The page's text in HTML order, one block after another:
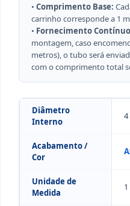
• Comprimento Base:
carrinho corresponde a 1
• Fornecimento
montagem, caso
metros), o tubo será
com o comprimento total
Diâmetro
Interno
Acabamento /
Cor
Unidade de
Medida